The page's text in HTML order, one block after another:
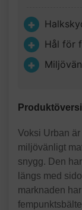
Hål för
Voksi Urban
miljövänligt
snygg. Den
längs med
marknaden